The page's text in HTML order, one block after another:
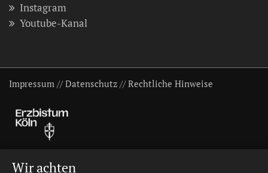
Instagram
Youtube-Kanal
Impressum //Datenschutz //Rechtliche Hinweise
Wir achten